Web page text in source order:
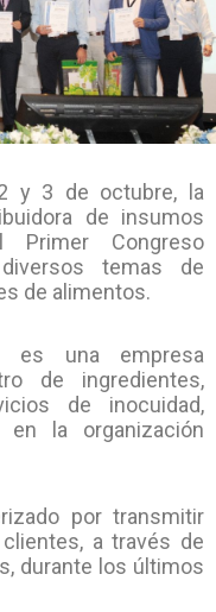
y 3 de octubre, la
de insumos
Congreso
temas de
de alimentos.
es una empresa
de ingredientes,
de inocuidad,
en la organización
por transmitir
a través de
durante los últimos